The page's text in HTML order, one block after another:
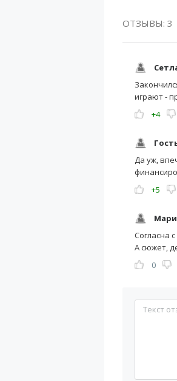
ОТЗЫВЫ: 3
играют -
+4
Да уж,
+5
Согласна
А сюжет,
0